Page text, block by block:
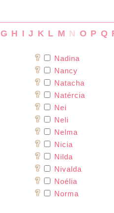
G H I J K L M N O P Q
Nadina
Nancy
Natacha
Natércia
Nei
Neli
Nelma
Nicia
Nilda
Nivalda
Noélia
Norma